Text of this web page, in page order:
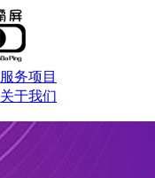
服务项目
关于我们